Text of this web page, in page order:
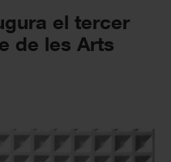
el tercer
de les Arts